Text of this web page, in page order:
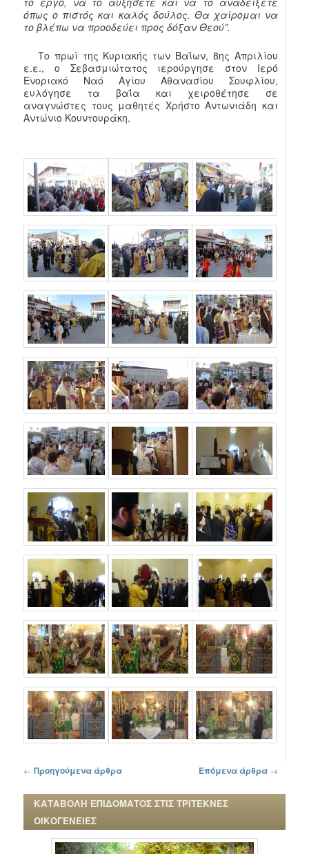
όπως ο πιστός και καλός δούλος. Θα χαίρομαι να
το βλέπω να προοδεύει προς δόξαν Θεού”.
Το πρωί της Κυριακής των Βαΐων, 8ης Απριλίου
ε.ε., ο Σεβασμιώτατος ιερούργησε στον Ιερό
Ενοριακό Ναό Αγίου Αθανασίου Σουφλίου,
ευλόγησε τα βαΐα και χειροθέτησε σε
αναγνώστες τους μαθητές Χρήστο Αντωνιάδη και
Αντώνιο Κουντουράκη.
Πλοήγηση στα άρθρα
← Προηγούμενα άρθρα Επόμενα άρθρα →
ΚΑΤΑΒΟΛΗ ΕΠΙΔΟΜΑΤΟΣ ΣΤΙΣ ΤΡΙΤΕΚΝΕΣ
ΟΙΚΟΓΕΝΕΙΕΣ